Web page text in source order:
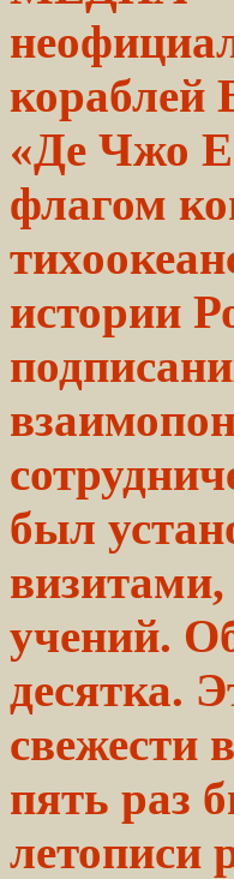
«Де Чжо
флагом
истории
был
учений.
десятка.
свежести
пять раз
летописи